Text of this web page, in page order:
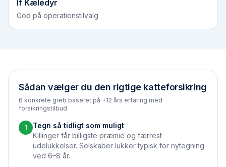
If Kæledyr
God på operationstilvalg
Sådan vælger du den rigtige katteforsikring
6 konkrete greb baseret på +12 års erfaring med
forsikringstilbud.
1
Tegn så tidligt som muligt
Killinger får billigste præmie og færrest
udelukkelser. Selskaber lukker typisk for nytegning
ved 6–8 år.